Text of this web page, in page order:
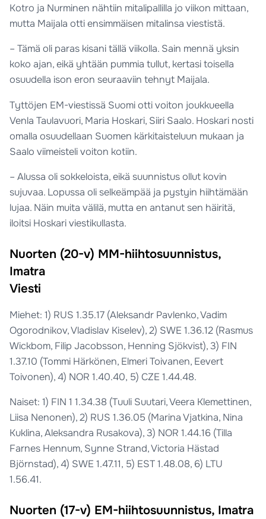
Kotro ja Nurminen nähtiin mitalipallilla jo viikon mittaan,
mutta Maijala otti ensimmäisen mitalinsa viestistä.
– Tämä oli paras kisani tällä viikolla. Sain mennä yksin
koko ajan, eikä yhtään pummia tullut, kertasi toisella
osuudella ison eron seuraaviin tehnyt Maijala.
Tyttöjen EM-viestissä Suomi otti voiton joukkueella
Venla Taulavuori, Maria Hoskari, Siiri Saalo. Hoskari nosti
omalla osuudellaan Suomen kärkitaisteluun mukaan ja
Saalo viimeisteli voiton kotiin.
– Alussa oli sokkeloista, eikä suunnistus ollut kovin
sujuvaa. Lopussa oli selkeämpää ja pystyin hiihtämään
lujaa. Näin muita välilä, mutta en antanut sen häiritä,
iloitsi Hoskari viestikullasta.
Nuorten (20-v) MM-hiihtosuunnistus,
Imatra
Viesti
Miehet: 1) RUS 1.35.17 (Aleksandr Pavlenko, Vadim
Ogorodnikov, Vladislav Kiselev), 2) SWE 1.36.12 (Rasmus
Wickbom, Filip Jacobsson, Henning Sjökvist), 3) FIN
1.37.10 (Tommi Härkönen, Elmeri Toivanen, Eevert
Toivonen), 4) NOR 1.40.40, 5) CZE 1.44.48.
Naiset: 1) FIN 1 1.34.38 (Tuuli Suutari, Veera Klemettinen,
Liisa Nenonen), 2) RUS 1.36.05 (Marina Vjatkina, Nina
Kuklina, Aleksandra Rusakova), 3) NOR 1.44.16 (Tilla
Farnes Hennum, Synne Strand, Victoria Hästad
Björnstad), 4) SWE 1.47.11, 5) EST 1.48.08, 6) LTU
1.56.41.
Nuorten (17-v) EM-hiihtosuunnistus, Imatra